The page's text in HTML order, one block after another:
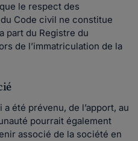
le respect des
Code civil ne constitue
part du Registre du
de l’immatriculation de la
été prévenu, de l’apport, au
pourrait également
associé de la société en